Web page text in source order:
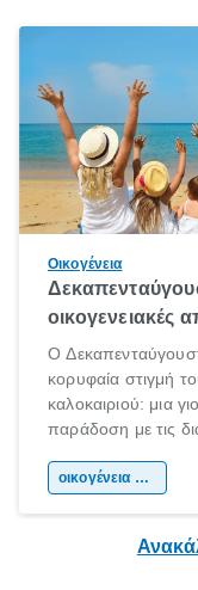
Οικογένεια
οικογενειακές
Ο
κορυφαία στιγμή
καλοκαιριού: μια
παράδοση με τις
χώρας. Είτεοικογένεια & παιδί